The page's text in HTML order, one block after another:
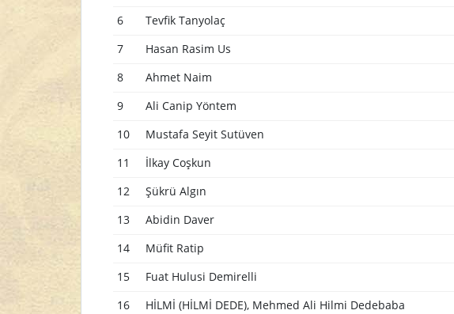
6 Tevfik Tanyolaç
7 Hasan Rasim Us
8 Ahmet Naim
9 Ali Canip Yöntem
10 Mustafa Seyit Sutüven
11 İlkay Coşkun
12 Şükrü Algın
13 Abidin Daver
14 Müfit Ratip
15 Fuat Hulusi Demirelli
16 HİLMİ (HİLMİ DEDE), Mehmed Ali Hilmi Dedebaba